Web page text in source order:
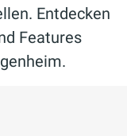
Entdecken
Features